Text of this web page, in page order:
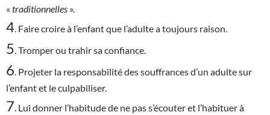
« traditionnelles ».
4 . Faire croire à l’enfant que l’adulte a toujours raison.
5 . Tromper ou trahir sa confiance.
6 . Projeter la responsabilité des souffrances d’un adulte sur
l’enfant et le culpabiliser.
7 . Lui donner l’habitude de ne pas s’écouter et l’habituer à